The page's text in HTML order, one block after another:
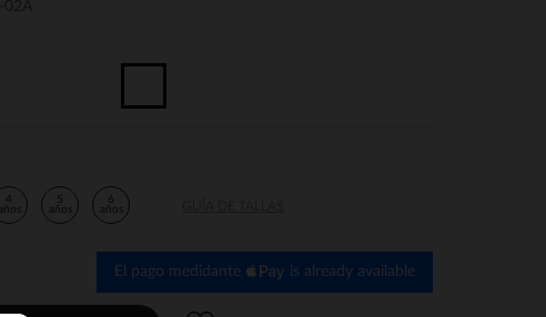
4
años
5
años
6
años
El pago medidante is already available